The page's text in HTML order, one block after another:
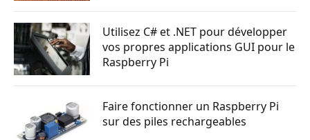
Utilisez C# et .NET pour développer
vos propres applications GUI pour le
Raspberry Pi
Faire fonctionner un Raspberry Pi
sur des piles rechargeables